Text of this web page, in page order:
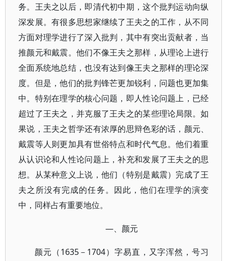
务。王夫之以后，即清代初中期，这个批判运动向纵
深发展。有很多思想家继续了王夫之的工作，从不同
方面对理学进行了深入批判，其中有突出贡献者，当
推颜元和戴震。他们不像王夫之那样，从理论上进行
全面系统地总结，也没有达到像王夫之那样的理论深
度。但是，他们的批判锋芒更加锐利，问题也更加集
中。特别在理学的核心问题，即人性论问题上，已经
超过了王夫之，并克服了王夫之的某些理论局限。如
果说，王夫之哲学还有浓厚的思辩色彩的话，颜元、
戴震等人则更加具有世俗特点和时代气息。他们着重
从认识论和人性论问题上，补充和发展了王夫之的思
想。从某种意义上说，他们（特别是戴震）完成了王
夫之所没有完成的任务。因此，他们在理学的演变
中，同样占有重要地位。
—、颜元
颜元（1635－1704）字易直，又字浑然，号习